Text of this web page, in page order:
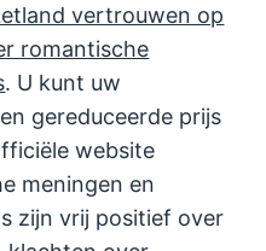
vertrouwen op
romantische
. U kunt uw
gereduceerde prijs
website
meningen en
zijn vrij positief over